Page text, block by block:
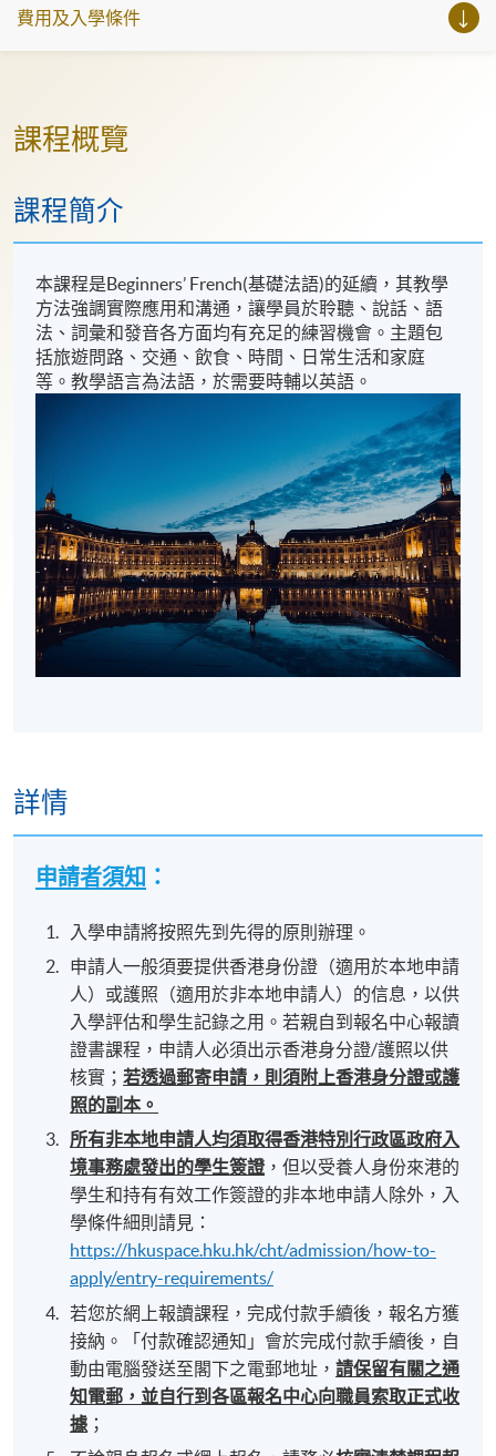
費用及入學條件
課程概覽
課程簡介
本課程是Beginners’ French(基礎法語)的延續，其教學
方法強調實際應用和溝通，讓學員於聆聽、說話、語
法、詞彙和發音各方面均有充足的練習機會。主題包
括旅遊問路、交通、飲食、時間、日常生活和家庭
等。教學語言為法語，於需要時輔以英語。
詳情
申請者須知 ：
入學申請將按照先到先得的原則辦理。
申請人一般須要提供香港身份證（適用於本地申請
人）或護照（適用於非本地申請人）的信息，以供
入學評估和學生記錄之用。若親自到報名中心報讀
證書課程，申請人必須出示香港身分證/護照以供
核實；若透過郵寄申請，則須附上香港身分證或護
照的副本。
所有非本地申請人均須取得香港特別行政區政府入
境事務處發出的學生簽證 ，但以受養人身份來港的
學生和持有有效工作簽證的非本地申請人除外，入
學條件細則請見：
https://hkuspace.hku.hk/cht/admission/how-to-
apply/entry-requirements/
若您於網上報讀課程，完成付款手續後，報名方獲
接納。「付款確認通知」會於完成付款手續後，自
動由電腦發送至閣下之電郵地址，請保留有關之通
知電郵，並自行到各區報名中心向職員索取正式收
據 ；